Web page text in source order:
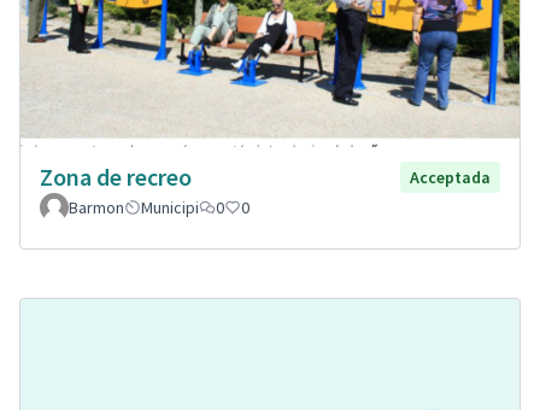
Zona de recreo
Acceptada
Barmon
Municipi 0 0